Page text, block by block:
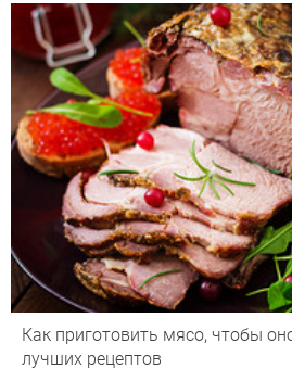
Как приготовить мясо, чтобы
лучших рецептов